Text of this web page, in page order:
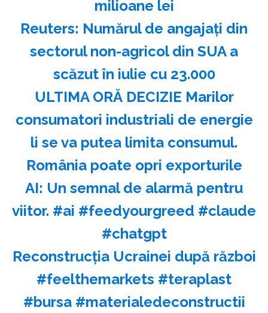
milioane lei
Reuters: Numărul de angajaţi din
sectorul non-agricol din SUA a
scăzut în iulie cu 23.000
ULTIMA ORĂ DECIZIE Marilor
consumatori industriali de energie
li se va putea limita consumul.
România poate opri exporturile
AI: Un semnal de alarmă pentru
viitor. #ai #feedyourgreed #claude
#chatgpt
Reconstrucția Ucrainei după război
#feelthemarkets #teraplast
#bursa #materialedeconstructii